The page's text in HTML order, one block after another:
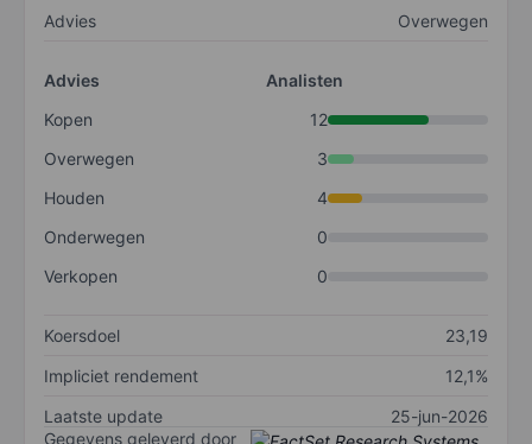
Advies Overwegen
Advies
Analisten
Kopen
12
Overwegen
3
Houden
4
Onderwegen
0
Verkopen
0
Koersdoel
23,19
Impliciet rendement
12,1%
Laatste update
25-jun-2026
Gegevens geleverd door